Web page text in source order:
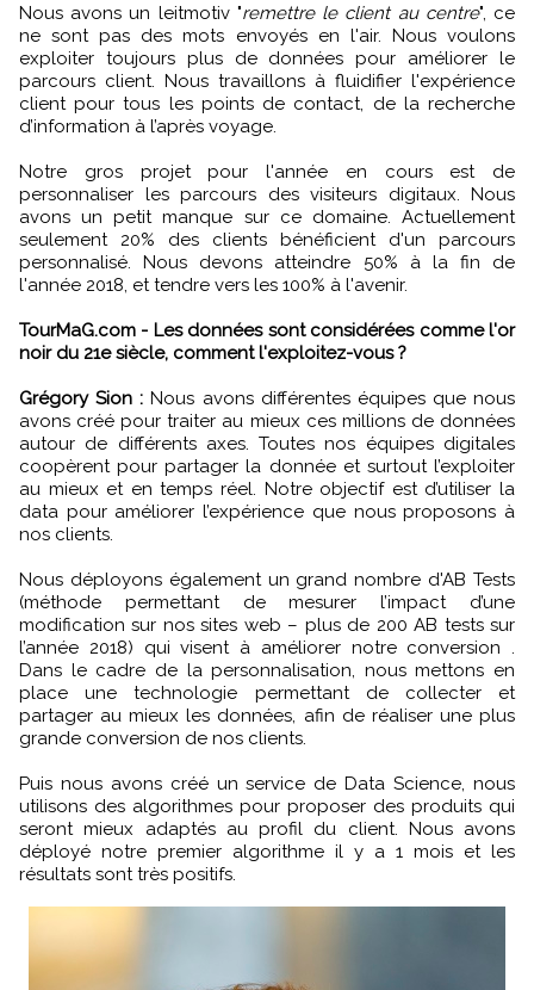
Nous avons un leitmotiv "remettre le client au centre", ce
ne sont pas des mots envoyés en l'air. Nous voulons
exploiter toujours plus de données pour améliorer le
parcours client. Nous travaillons à fluidifier l'expérience
client pour tous les points de contact, de la recherche
d’information à l’après voyage.
Notre gros projet pour l'année en cours est de
personnaliser les parcours des visiteurs digitaux. Nous
avons un petit manque sur ce domaine. Actuellement
seulement 20% des clients bénéficient d'un parcours
personnalisé. Nous devons atteindre 50% à la fin de
l'année 2018, et tendre vers les 100% à l'avenir.
TourMaG.com - Les données sont considérées comme l'or
noir du 21e siècle, comment l'exploitez-vous ?
Grégory Sion : Nous avons différentes équipes que nous
avons créé pour traiter au mieux ces millions de données
autour de différents axes. Toutes nos équipes digitales
coopèrent pour partager la donnée et surtout l’exploiter
au mieux et en temps réel. Notre objectif est d’utiliser la
data pour améliorer l’expérience que nous proposons à
nos clients.
Nous déployons également un grand nombre d'AB Tests
(méthode permettant de mesurer l’impact d’une
modification sur nos sites web – plus de 200 AB tests sur
l’année 2018) qui visent à améliorer notre conversion .
Dans le cadre de la personnalisation, nous mettons en
place une technologie permettant de collecter et
partager au mieux les données, afin de réaliser une plus
grande conversion de nos clients.
Puis nous avons créé un service de Data Science, nous
utilisons des algorithmes pour proposer des produits qui
seront mieux adaptés au profil du client. Nous avons
déployé notre premier algorithme il y a 1 mois et les
résultats sont très positifs.